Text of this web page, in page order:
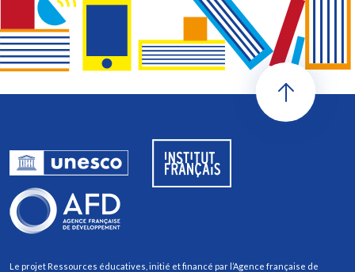
Le projet Ressources éducatives, initié et financé par l’Agence française de